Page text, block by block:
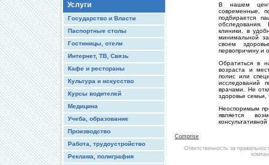
Услуги
Государство и Власти
Паспортные столы
Гостиницы, отели
Интернет, ТВ, Связь
Кафе и рестораны
Культура и искусство
Курсы водителей
Медицина
Учеба, образование
Производство
Работа, трудоустройство
Реклама, полиграфия
В нашем
современные,
подбирается
клиники, в
минимальной
своем
первопричину и
Обратиться в
возраста и
полис или
исследований
врачами. Не
здоровье семьи,
Неоспоримым
является
Comprise
Ответственность за